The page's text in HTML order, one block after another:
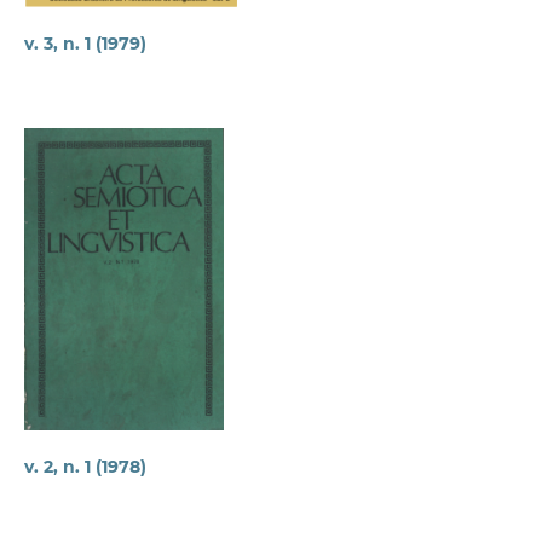
v. 3, n. 1 (1979)
v. 2, n. 1 (1978)